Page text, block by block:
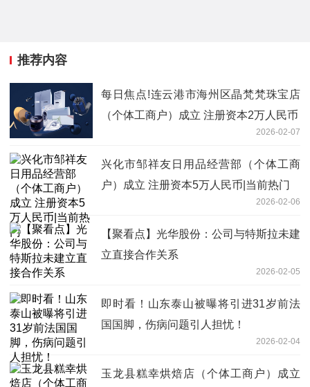
推荐内容
每日焦点!连云港市海州区晶梵梵珠宝店
（个体工商户）成立 注册资本2万人民币
2026-02-07
兴化市邹祥友日用品经营部（个体工商
户）成立 注册资本5万人民币|当前热门
2026-02-06
【聚看点】光华股份：公司与特斯拉未建
立直接合作关系
2026-02-05
即时看！山东泰山被曝将引进31岁前法
国国脚，伤病问题引人担忧！
2026-02-04
玉龙县糕幸烘焙店（个体工商户）成立